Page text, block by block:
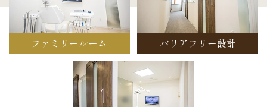
ファミリールーム バリアフリー設計